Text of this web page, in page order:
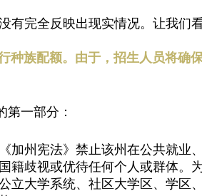
有完全反映出现实情况。让我们
种族配额。由于 ，招生人员将确
一部分：
加州宪法》禁止该州在公共就业
籍歧视或优待任何个人或群体。
立大学系统、社区大学区、学区